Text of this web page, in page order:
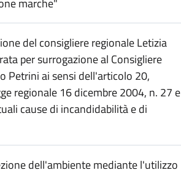
marche"
del consigliere regionale Letizia
per surrogazione al Consigliere
Petrini ai sensi dell'articolo 20,
regionale 16 dicembre 2004, n. 27 e
cause di incandidabilità e di
dell'ambiente mediante l'utilizzo